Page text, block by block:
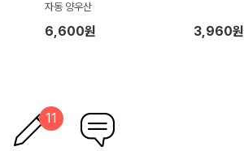
자동 양우산
6,600원 3,960원
11